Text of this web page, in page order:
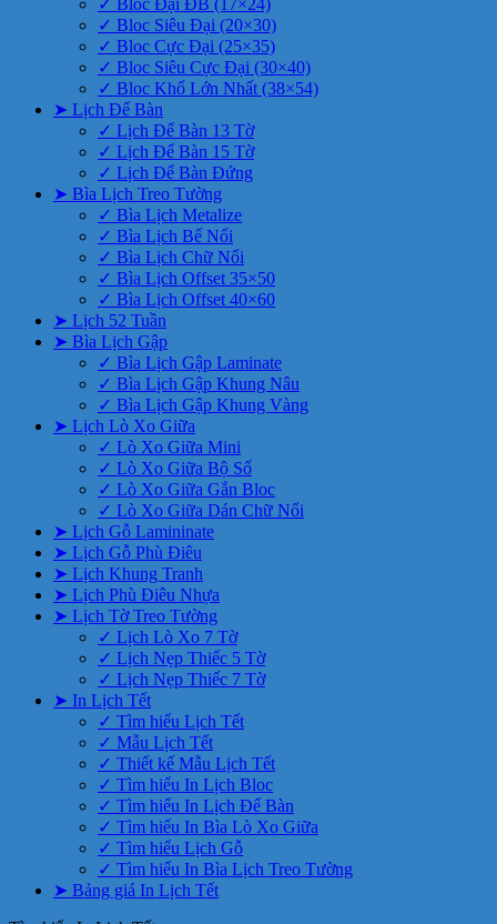
✓ Bloc Đại ĐB (17×24)
✓ Bloc Siêu Đại (20×30)
✓ Bloc Cực Đại (25×35)
✓ Bloc Siêu Cực Đại (30×40)
✓ Bloc Khổ Lớn Nhất (38×54)
➤ Lịch Để Bàn
✓ Lịch Để Bàn 13 Tờ
✓ Lịch Để Bàn 15 Tờ
✓ Lịch Để Bàn Đứng
➤ Bìa Lịch Treo Tường
✓ Bìa Lịch Metalize
✓ Bìa Lịch Bế Nổi
✓ Bìa Lịch Chữ Nổi
✓ Bìa Lịch Offset 35×50
✓ Bìa Lịch Offset 40×60
➤ Lịch 52 Tuần
➤ Bìa Lịch Gập
✓ Bìa Lịch Gập Laminate
✓ Bìa Lịch Gập Khung Nâu
✓ Bìa Lịch Gập Khung Vàng
➤ Lịch Lò Xo Giữa
✓ Lò Xo Giữa Mini
✓ Lò Xo Giữa Bộ Số
✓ Lò Xo Giữa Gắn Bloc
✓ Lò Xo Giữa Dán Chữ Nổi
➤ Lịch Gỗ Lamininate
➤ Lịch Gỗ Phù Điêu
➤ Lịch Khung Tranh
➤ Lịch Phù Điêu Nhựa
➤ Lịch Tờ Treo Tường
✓ Lịch Lò Xo 7 Tờ
✓ Lịch Nẹp Thiếc 5 Tờ
✓ Lịch Nẹp Thiếc 7 Tờ
➤ In Lịch Tết
✓ Tìm hiểu Lịch Tết
✓ Mẫu Lịch Tết
✓ Thiết kế Mẫu Lịch Tết
✓ Tìm hiểu In Lịch Bloc
✓ Tìm hiểu In Lịch Để Bàn
✓ Tìm hiểu In Bìa Lò Xo Giữa
✓ Tìm hiểu Lịch Gỗ
✓ Tìm hiểu In Bìa Lịch Treo Tường
➤ Bảng giá In Lịch Tết